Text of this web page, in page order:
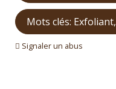
Mots clés: Exfoliant,
Signaler un abus